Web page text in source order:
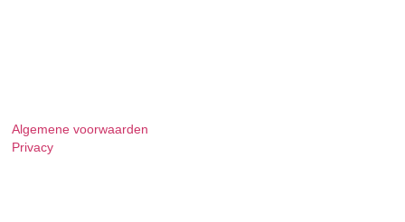
Algemene voorwaarden
Privacy